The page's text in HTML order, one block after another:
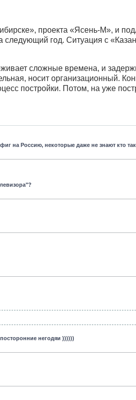
проекта «Ясень-М», и
год. Ситуация с
сложные времена, и
носит организационный.
постройки. Потом, на уже
на Россию, некоторые даже не знают кто
негодяи ))))))